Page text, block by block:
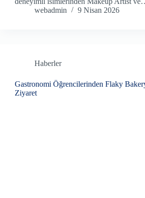
webadmin
9 Nisan 2026
Haberler
Gastronomi Öğrencilerinden Flaky
Ziyaret